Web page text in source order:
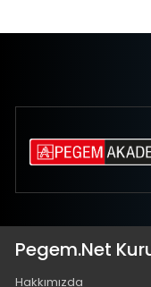
Pegem.Net
Hakkımızda